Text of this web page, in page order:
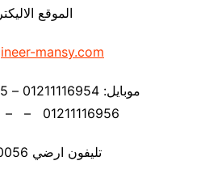
الموقع
mansy.com
تليفون ارضي 0225880056